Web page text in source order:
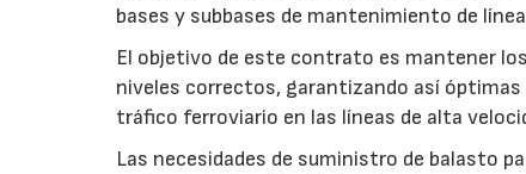
bases y subbases de mantenimiento de
El objetivo de este contrato es mantener
niveles correctos, garantizando así
tráfico ferroviario en las líneas de alta
Las necesidades de suministro de balasto